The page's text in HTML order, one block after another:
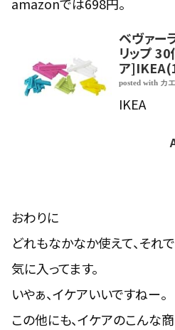
ベヴァー
リップ
ア
posted with カ
IKEA
おわりに
どれもなかなか使えて、それ
気に入ってます。
いやぁ、イケアいいですねー。
この他にも、イケアのこんな